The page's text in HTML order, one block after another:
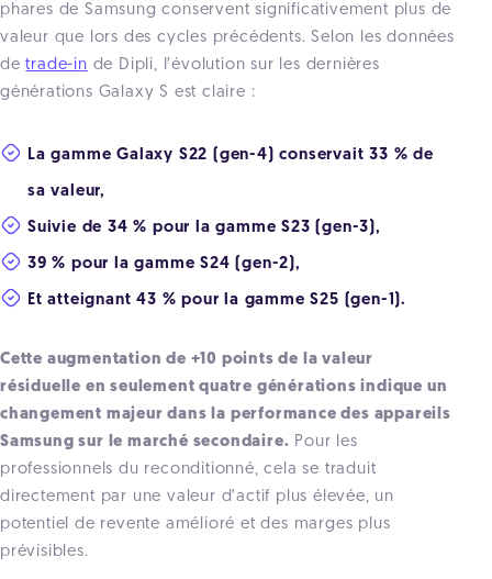
phares de Samsung conservent significativement plus de
valeur que lors des cycles précédents. Selon les données
detrade-in de Dipli, l’évolution sur les dernières
générations Galaxy S est claire :
La gamme Galaxy S22 (gen-4) conservait 33 % de
sa valeur,
Suivie de 34 % pour la gamme S23 (gen-3),
39 % pour la gamme S24 (gen-2),
Et atteignant 43 % pour la gamme S25 (gen-1).
Cette augmentation de +10 points de la valeur
résiduelle en seulement quatre générations indique un
changement majeur dans la performance des appareils
Samsung sur le marché secondaire. Pour les
professionnels du reconditionné, cela se traduit
directement par une valeur d’actif plus élevée, un
potentiel de revente amélioré et des marges plus
prévisibles.